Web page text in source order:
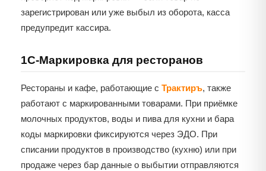
зарегистрирован или уже выбыл из оборота, касса
предупредит кассира.
1С-Маркировка для ресторанов
Рестораны и кафе, работающие с Трактиръ, также
работают с маркированными товарами. При приёмке
молочных продуктов, воды и пива для кухни и бара
коды маркировки фиксируются через ЭДО. При
списании продуктов в производство (кухню) или при
продаже через бар данные о выбытии отправляются